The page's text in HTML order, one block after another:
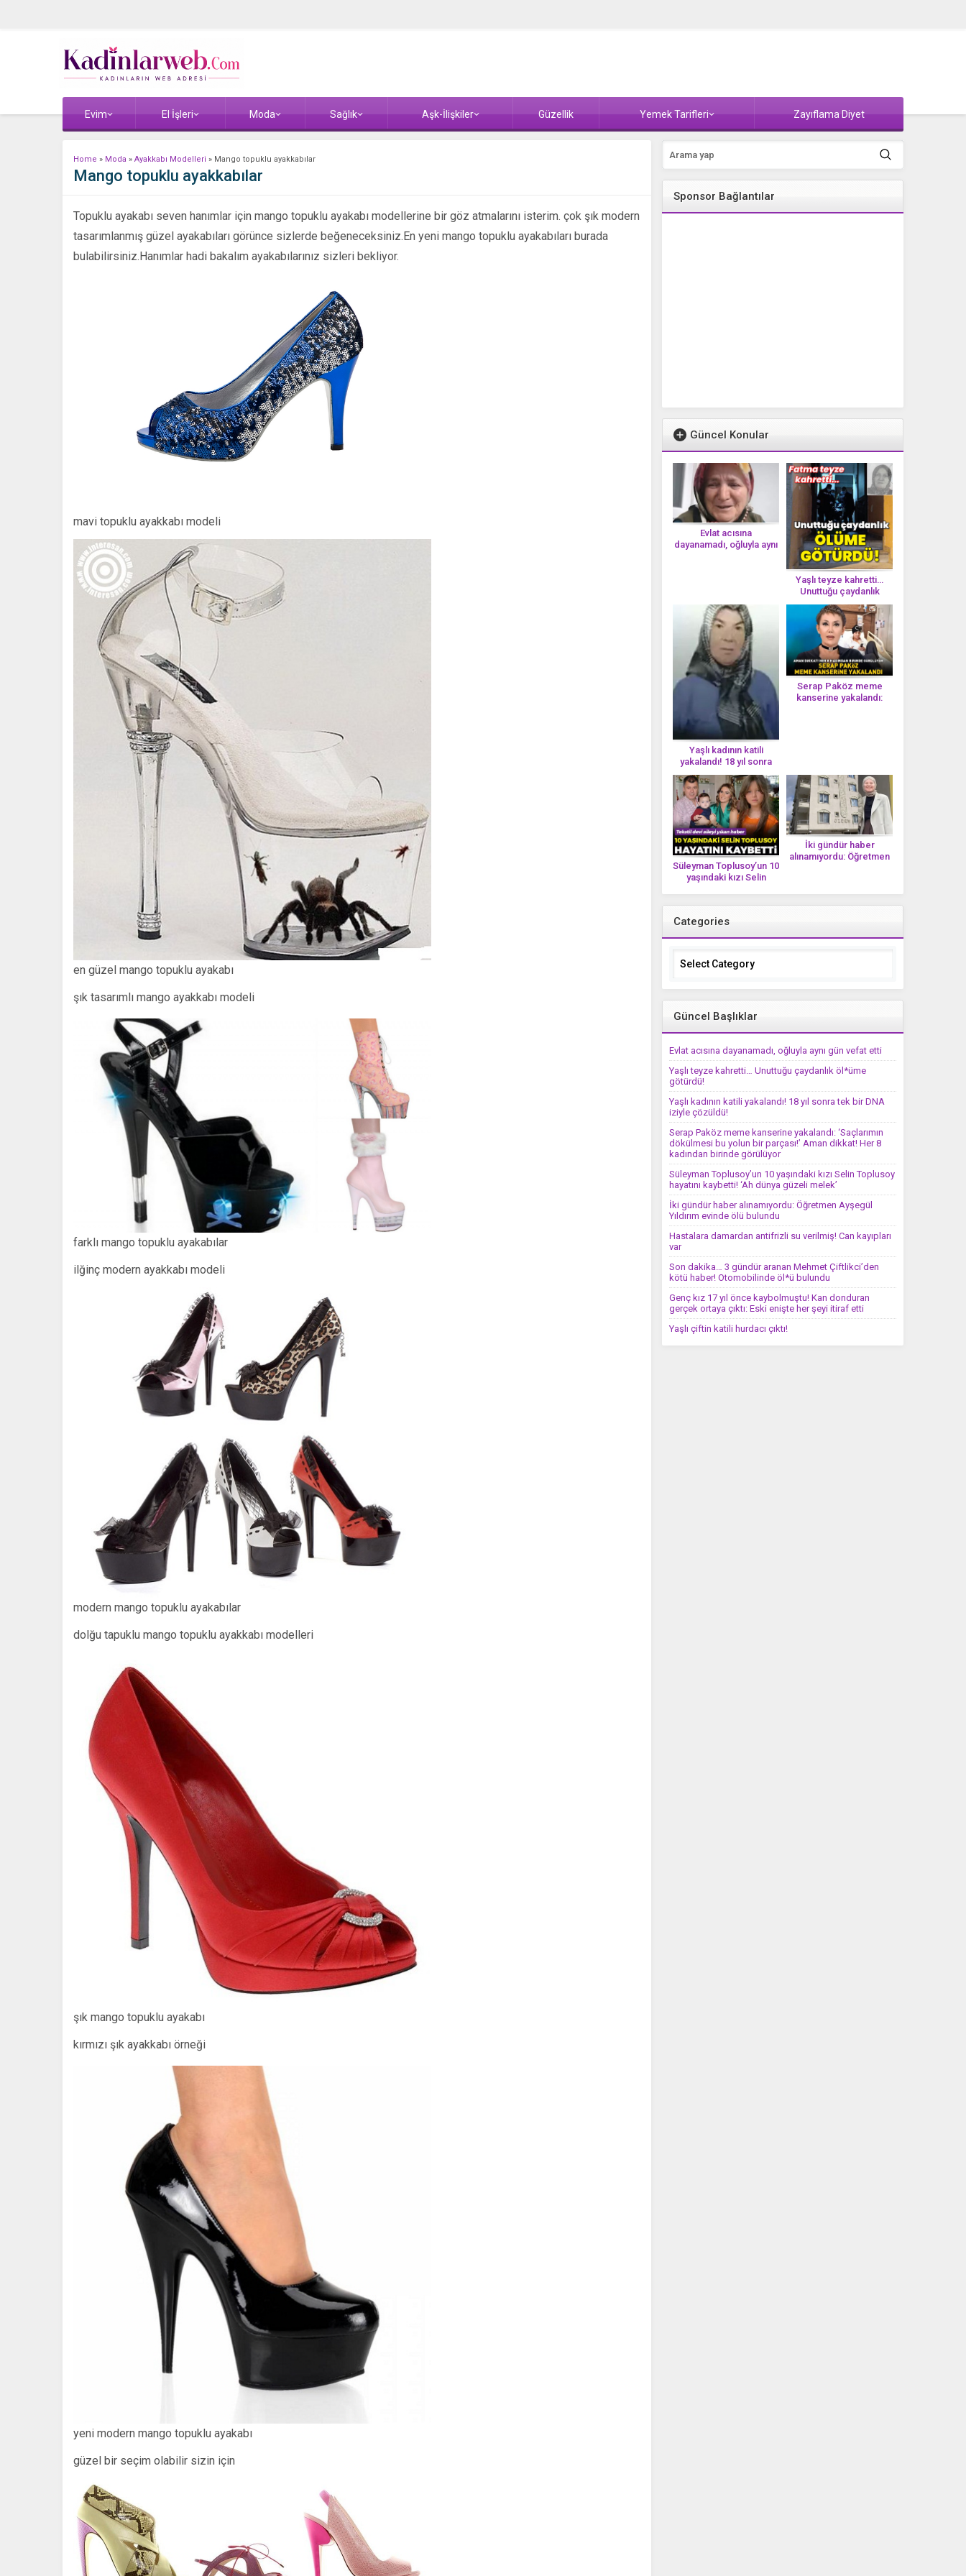
Evim El İşleri Moda Sağlık Aşk-İlişkiler Güzellik Yemek Tarifleri Zayıflama Diyet
Home » Moda » Ayakkabı Modelleri » Mango topuklu ayakkabılar
Mango topuklu ayakkabılar
Topuklu ayakabı seven hanımlar için mango topuklu ayakabı modellerine bir göz atmalarını isterim. çok şık modern
tasarımlanmış güzel ayakabıları görünce sizlerde beğeneceksiniz.En yeni mango topuklu ayakabıları burada
bulabilirsiniz.Hanımlar hadi bakalım ayakabılarınız sizleri bekliyor.
mavi topuklu ayakkabı modeli
en güzel mango topuklu ayakabı
şık tasarımlı mango ayakkabı modeli
farklı mango topuklu ayakabılar
ilğinç modern ayakkabı modeli
modern mango topuklu ayakabılar
dolğu tapuklu mango topuklu ayakkabı modelleri
şık mango topuklu ayakabı
kırmızı şık ayakkabı örneği
yeni modern mango topuklu ayakabı
güzel bir seçim olabilir sizin için
Sponsor Bağlantılar
Güncel Konular
Evlat acısına
dayanamadı, oğluyla aynı
Yaşlı teyze kahretti…
Unuttuğu çaydanlık
öl*üme götürdü!
Yaşlı kadının katili
yakalandı! 18 yıl sonra
tek bir DNA iziyle
çözüldü!
Serap Paköz meme
kanserine yakalandı:
Süleyman Toplusoy’un 10
yaşındaki kızı Selin
İki gündür haber
alınamıyordu: Öğretmen
Categories
Categories
Güncel Başlıklar
Evlat acısına dayanamadı, oğluyla aynı gün vefat etti
Yaşlı teyze kahretti… Unuttuğu çaydanlık öl*üme
götürdü!
Yaşlı kadının katili yakalandı! 18 yıl sonra tek bir DNA
iziyle çözüldü!
Serap Paköz meme kanserine yakalandı: ‘Saçlarımın
dökülmesi bu yolun bir parçası!’ Aman dikkat! Her 8
kadından birinde görülüyor
Süleyman Toplusoy’un 10 yaşındaki kızı Selin Toplusoy
hayatını kaybetti! ‘Ah dünya güzeli melek’
İki gündür haber alınamıyordu: Öğretmen Ayşegül
Yıldırım evinde ölü bulundu
Hastalara damardan antifrizli su verilmiş! Can kayıpları
var
Son dakika… 3 gündür aranan Mehmet Çiftlikci’den
kötü haber! Otomobilinde öl*ü bulundu
Genç kız 17 yıl önce kaybolmuştu! Kan donduran
gerçek ortaya çıktı: Eski enişte her şeyi itiraf etti
Yaşlı çiftin katili hurdacı çıktı!